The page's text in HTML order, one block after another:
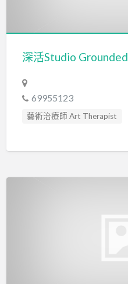
深活Studio Grounded
69955123
藝術治療師 Art Therapist